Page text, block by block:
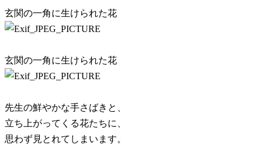
玄関の一角に生けられた花
玄関の一角に生けられた花
先生の鮮やかな手さばきと、
立ち上がってくる花たちに、
思わず見とれてしまいます。